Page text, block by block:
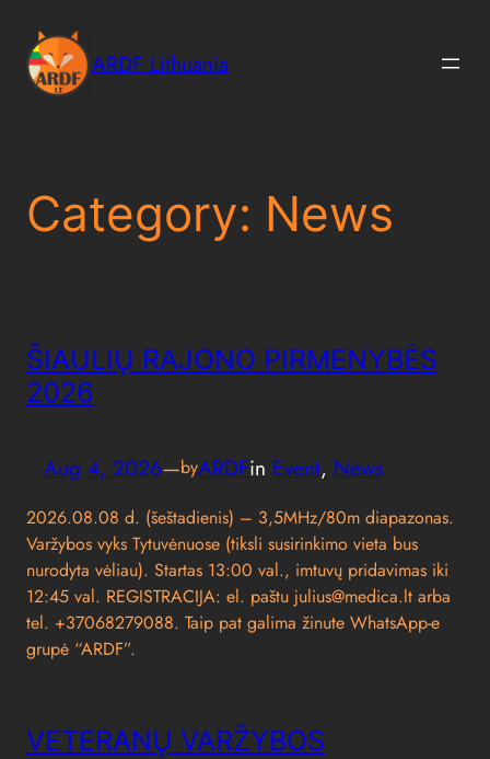
Skip
content
ARDF Lithuania
Category: News
ŠIAULIŲ RAJONO PIRMENYBĖS
2026
Aug 4, 2026—byARDFin Event, News
2026.08.08 d. (šeštadienis) – 3,5MHz/80m diapazonas.
Varžybos vyks Tytuvėnuose (tiksli susirinkimo vieta bus
nurodyta vėliau). Startas 13:00 val., imtuvų pridavimas iki
12:45 val. REGISTRACIJA: el. paštu julius@medica.lt arba
tel. +37068279088. Taip pat galima žinute WhatsApp-e
grupė “ARDF”.
VETERANŲ VARŽYBOS